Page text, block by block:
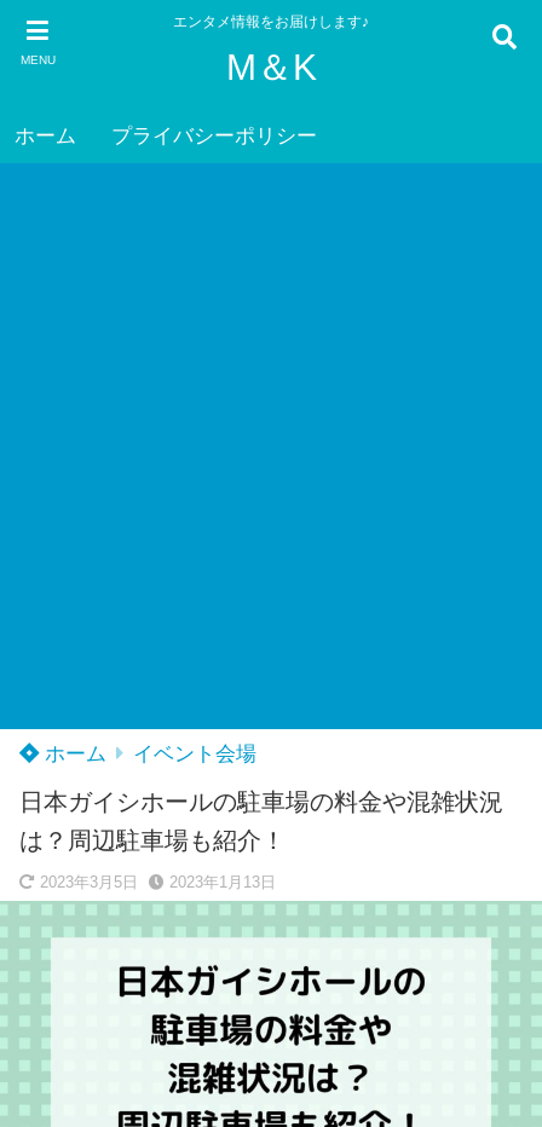
MENU
エンタメ情報をお届けします♪
M＆K
ホーム プライバシーポリシー
ホーム イベント会場
日本ガイシホールの駐車場の料金や混雑状況
は？周辺駐車場も紹介！
2023年3月5日 2023年1月13日